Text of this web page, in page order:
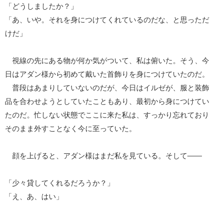
「どうしましたか？」
「あ、いや。それを身につけてくれているのだな、と思っただ
けだ」
視線の先にある物が何か気がついて、私は俯いた。そう、今
日はアダン様から初めて戴いた首飾りを身につけていたのだ。
普段はあまりしていないのだが、今日はイルゼが、服と装飾
品を合わせようとしていたこともあり、最初から身につけてい
たのだ。忙しない状態でここに来た私は、すっかり忘れており
そのまま外すことなく今に至っていた。
顔を上げると、アダン様はまだ私を見ている。そして――
「少々貸してくれるだろうか？」
「え、あ、はい」